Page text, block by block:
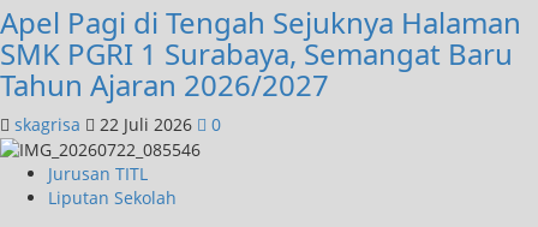
Apel Pagi di Tengah Sejuknya Halaman
SMK PGRI 1 Surabaya, Semangat Baru
Tahun Ajaran 2026/2027
skagrisa 22 Juli 2026 0
Jurusan TITL
Liputan Sekolah